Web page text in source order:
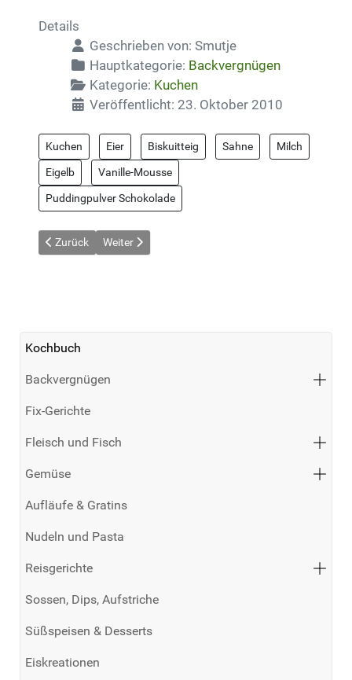
Details
Geschrieben von: Smutje
Hauptkategorie: Backvergnügen
Kategorie: Kuchen
Veröffentlicht: 23. Oktober 2010
Kuchen Eier Biskuitteig Sahne Milch
Eigelb Vanille-Mousse
Puddingpulver Schokolade
Vorheriger Beitrag: Schneller Zwetschenkuchen fürs Blech
Zurück Nächster Beitrag: Schokoladen-Gugelhupf
Weiter
Kochbuch
Backvergnügen
Fix-Gerichte
Fleisch und Fisch
Gemüse
Aufläufe & Gratins
Nudeln und Pasta
Reisgerichte
Sossen, Dips, Aufstriche
Süßspeisen & Desserts
Eiskreationen